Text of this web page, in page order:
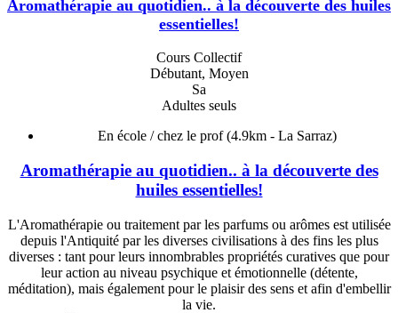
Aromathérapie au quotidien.. à la découverte des huiles
essentielles!
Cours Collectif
Débutant, Moyen
Sa
Adultes seuls
En école / chez le prof(4.9km - La Sarraz)
Aromathérapie au quotidien.. à la découverte des
huiles essentielles!
L'Aromathérapie ou traitement par les parfums ou arômes est utilisée
depuis l'Antiquité par les diverses civilisations à des fins les plus
diverses : tant pour leurs innombrables propriétés curatives que pour
leur action au niveau psychique et émotionnelle (détente,
méditation), mais également pour le plaisir des sens et afin d'embellir
la vie.